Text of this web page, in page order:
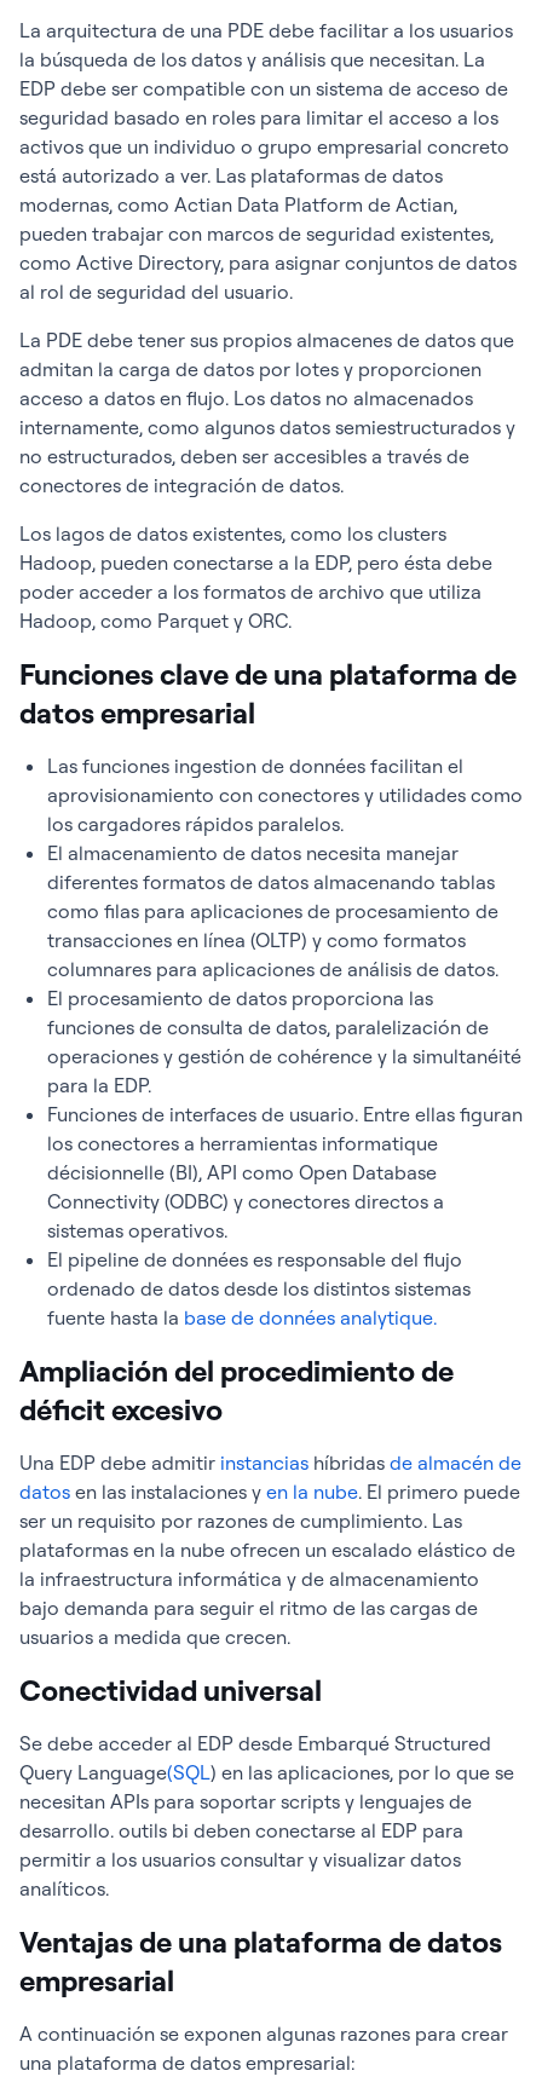
La arquitectura de una PDE debe facilitar a los usuarios
la búsqueda de los datos y análisis que necesitan. La
EDP debe ser compatible con un sistema de acceso de
seguridad basado en roles para limitar el acceso a los
activos que un individuo o grupo empresarial concreto
está autorizado a ver. Las plataformas de datos
modernas, como Actian Data Platform de Actian,
pueden trabajar con marcos de seguridad existentes,
como Active Directory, para asignar conjuntos de datos
al rol de seguridad del usuario.
La PDE debe tener sus propios almacenes de datos que
admitan la carga de datos por lotes y proporcionen
acceso a datos en flujo. Los datos no almacenados
internamente, como algunos datos semiestructurados y
no estructurados, deben ser accesibles a través de
conectores de integración de datos.
Los lagos de datos existentes, como los clusters
Hadoop, pueden conectarse a la EDP, pero ésta debe
poder acceder a los formatos de archivo que utiliza
Hadoop, como Parquet y ORC.
Funciones clave de una plataforma de
datos empresarial
Las funciones ingestion de données facilitan el
aprovisionamiento con conectores y utilidades como
los cargadores rápidos paralelos.
El almacenamiento de datos necesita manejar
diferentes formatos de datos almacenando tablas
como filas para aplicaciones de procesamiento de
transacciones en línea (OLTP) y como formatos
columnares para aplicaciones de análisis de datos.
El procesamiento de datos proporciona las
funciones de consulta de datos, paralelización de
operaciones y gestión de cohérence y la simultanéité
para la EDP.
Funciones de interfaces de usuario. Entre ellas figuran
los conectores a herramientas informatique
décisionnelle (BI), API como Open Database
Connectivity (ODBC) y conectores directos a
sistemas operativos.
El pipeline de données es responsable del flujo
ordenado de datos desde los distintos sistemas
fuente hasta la base de données analytique.
Ampliación del procedimiento de
déficit excesivo
Una EDP debe admitir instancias híbridas de almacén de
datos en las instalaciones y en la nube. El primero puede
ser un requisito por razones de cumplimiento. Las
plataformas en la nube ofrecen un escalado elástico de
la infraestructura informática y de almacenamiento
bajo demanda para seguir el ritmo de las cargas de
usuarios a medida que crecen.
Conectividad universal
Se debe acceder al EDP desde Embarqué Structured
Query Language(SQL) en las aplicaciones, por lo que se
necesitan APIs para soportar scripts y lenguajes de
desarrollo. outils bi deben conectarse al EDP para
permitir a los usuarios consultar y visualizar datos
analíticos.
Ventajas de una plataforma de datos
empresarial
A continuación se exponen algunas razones para crear
una plataforma de datos empresarial: